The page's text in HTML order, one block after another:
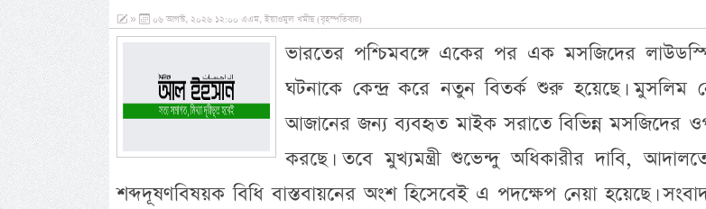
» ০৬ আগস্ট, ২০২৬ ১২:০০ এএম, ইয়াওমুল খমীছ (বৃহস্পতিবার)
ভারতের পশ্চিমবঙ্গে একের পর এক মসজিদের
ঘটনাকে কেন্দ্র করে নতুন বিতর্ক শুরু হয়েছে। মুসলিম
আজানের জন্য ব্যবহৃত মাইক সরাতে বিভিন্ন মসজিদের
করছে। তবে মুখ্যমন্ত্রী শুভেন্দু অধিকারীর দাবি,
শব্দদূষণবিষয়ক বিধি বাস্তবায়নের অংশ হিসেবেই এ পদক্ষেপ নেয়া হয়েছে।